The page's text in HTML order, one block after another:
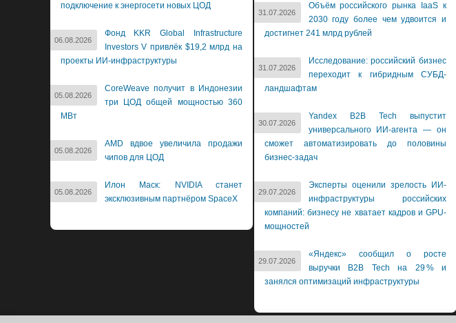
подключение к энергосети новых ЦОД
06.08.2026
Фонд KKR Global Infrastructure
Investors V привлёк $19,2 млрд на
проекты ИИ-инфраструктуры
05.08.2026
CoreWeave получит в Индонезии
три ЦОД общей мощностью 360
МВт
05.08.2026
AMD вдвое увеличила продажи
чипов для ЦОД
05.08.2026
Илон Маск: NVIDIA станет
эксклюзивным партнёром SpaceX
31.07.2026
Объём российского рынка IaaS к
2030 году более чем удвоится и
достигнет 241 млрд рублей
31.07.2026
Исследование: российский бизнес
переходит к гибридным СУБД-
ландшафтам
30.07.2026
Yandex B2B Tech выпустит
универсального ИИ-агента — он
сможет автоматизировать до половины
бизнес-задач
29.07.2026
Эксперты оценили зрелость ИИ-
инфраструктуры российских
компаний: бизнесу не хватает кадров и GPU-
мощностей
29.07.2026
«Яндекс» сообщил о росте
выручки B2B Tech на 29 % и
занялся оптимизаций инфраструктуры